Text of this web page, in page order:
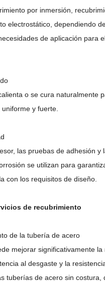
por inmersión,
electrostático, dependiendo
de aplicación para
o se cura naturalmente
y fuerte.
las pruebas de adhesión y
se utilizan para
con los requisitos de diseño.
de recubrimiento
de la tubería de acero
mejorar significativamente la
al desgaste y la
tuberías de acero sin costura,